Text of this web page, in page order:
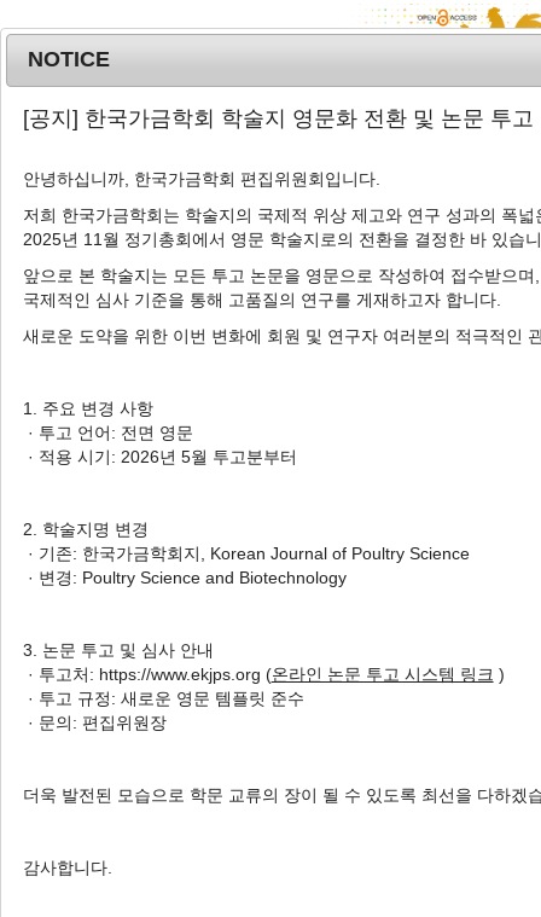
T
o
e
n
a
MENU
Review article
In-Surk Jang
Poult Sci Biotechnol. 2026;53(2):101-115.
https://doi.org/10.5536/psb.260009
42 days has inadvertently led to leg bone disorders, such as tibial
NOTICE
[공지] 한국가금학회 학술지 영문화 전환 및 논문 투고
안녕하십니까, 한국가금학회 편집위원회입니다.
저희 한국가금학회는 학술지의 국제적 위상 제고와 연구 성과의 폭넓
2025년 11월 정기총회에서 영문 학술지로의 전환을 결정한 바 있습
앞으로 본 학술지는 모든 투고 논문을 영문으로 작성하여 접수받으며,
국제적인 심사 기준을 통해 고품질의 연구를 게재하고자 합니다.
새로운 도약을 위한 이번 변화에 회원 및 연구자 여러분의 적극적인
1. 주요 변경 사항
· 투고 언어: 전면 영문
· 적용 시기: 2026년 5월 투고분부터
2. 학술지명 변경
· 기존: 한국가금학회지, Korean Journal of Poultry Science
· 변경: Poultry Science and Biotechnology
3. 논문 투고 및 심사 안내
· 투고처: https://www.ekjps.org (온라인 논문 투고 시스템 링크 )
· 투고 규정: 새로운 영문 템플릿 준수
· 문의: 편집위원장
더욱 발전된 모습으로 학문 교류의 장이 될 수 있도록 최선을 다하겠
감사합니다.